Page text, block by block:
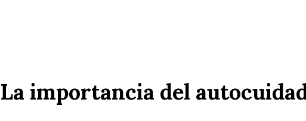
La importancia del